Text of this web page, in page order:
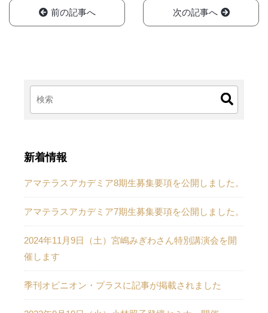
前の記事へ 次の記事へ
新着情報
アマテラスアカデミア8期生募集要項を公開しました。
アマテラスアカデミア7期生募集要項を公開しました。
2024年11月9日（土）宮嶋みぎわさん特別講演会を開
催します
季刊オピニオン・プラスに記事が掲載されました